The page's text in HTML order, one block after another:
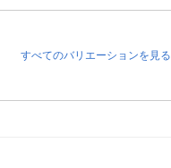
すべてのバリエーションを見る